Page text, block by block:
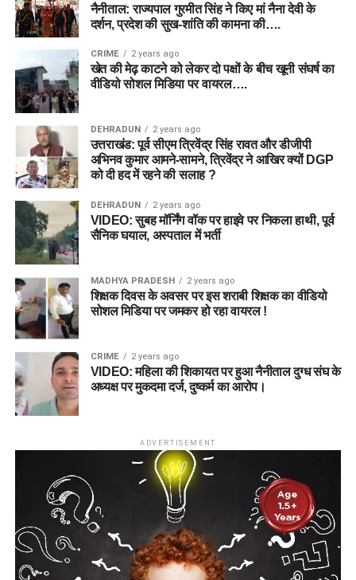
नैनीताल: राज्यपाल गुरमीत सिंह ने किए मां नैना देवी के
दर्शन, प्रदेश की सुख-शांति की कामना की….
CRIME 2 years ago
खेत की मेढ़ काटने को लेकर दो पक्षों के बीच खूनी संघर्ष का
वीडियो सोशल मिडिया पर वायरल….
DEHRADUN 2 years ago
उत्तराखंड: पूर्व सीएम त्रिवेंद्र सिंह रावत और डीजीपी
अभिनव कुमार आमने-सामने, त्रिवेंद्र ने आखिर क्यों DGP
को दी हद में रहने की सलाह ?
DEHRADUN 2 years ago
VIDEO: सुबह मॉर्निंग वॉक पर हाइवे पर निकला हाथी, पूर्व
सैनिक घयाल, अस्पताल में भर्ती
MADHYA PRADESH 2 years ago
शिक्षक दिवस के अवसर पर इस शराबी शिक्षक का वीडियो
सोशल मिडिया पर जमकर हो रहा वायरल !
CRIME 2 years ago
VIDEO: महिला की शिकायत पर हुआ नैनीताल दुग्ध संघ के
अध्यक्ष पर मुकदमा दर्ज, दुष्कर्म का आरोप।
ADVERTISEMENT